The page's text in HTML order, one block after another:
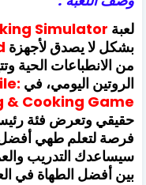
لعبة Simulator
بشكل لا يصدق لأجهزة
من الانطباعات الحية
الروتين اليومي، في
& Cooking Game
حقيقي وتعرض فئة
فرصة لتعلم طهي أفضل
بين أفضل الطهاة في